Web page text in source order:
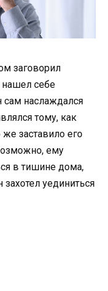
заговорил
нашел себе
сам наслаждался
тому, как
заставило его
ему
в тишине дома,
захотел уединиться